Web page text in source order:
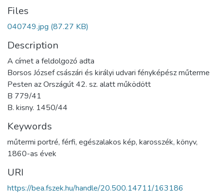
Files
040749.jpg (87.27 KB)
Description
A címet a feldolgozó adta
Borsos József császári és királyi udvari fényképész műterme
Pesten az Országút 42. sz. alatt működött
B 779/41
B. kisny. 1450/44
Keywords
műtermi portré, férfi, egészalakos kép, karosszék, könyv,
1860-as évek
URI
https://bea.fszek.hu/handle/20.500.14711/163186